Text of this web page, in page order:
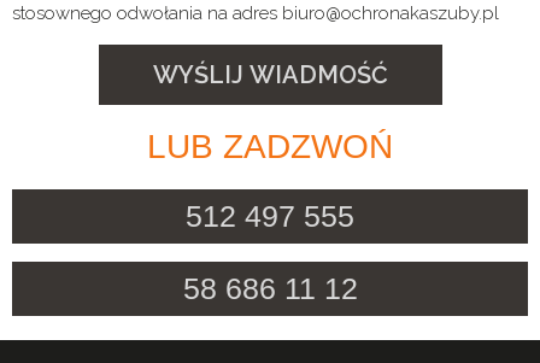
stosownego odwołania na adres biuro@ochronakaszuby.pl
WYŚLIJ WIADMOŚĆ
LUB ZADZWOŃ
512 497 555
58 686 11 12